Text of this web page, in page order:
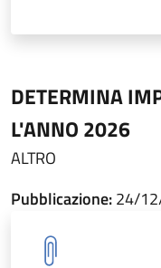
DETERMINA
L'ANNO 2026
ALTRO
Pubblicazione:24/